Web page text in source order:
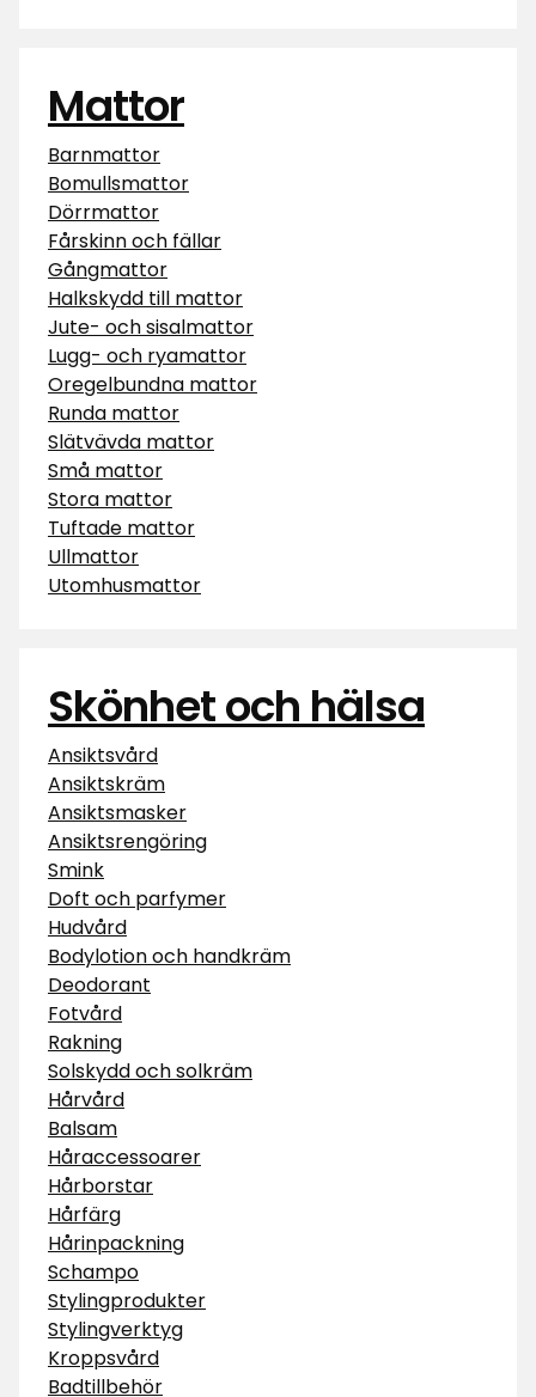
Mattor
Barnmattor
Bomullsmattor
Dörrmattor
Fårskinn och fällar
Gångmattor
Halkskydd till mattor
Jute- och sisalmattor
Lugg- och ryamattor
Oregelbundna mattor
Runda mattor
Slätvävda mattor
Små mattor
Stora mattor
Tuftade mattor
Ullmattor
Utomhusmattor
Skönhet och hälsa
Ansiktsvård
Ansiktskräm
Ansiktsmasker
Ansiktsrengöring
Smink
Doft och parfymer
Hudvård
Bodylotion och handkräm
Deodorant
Fotvård
Rakning
Solskydd och solkräm
Hårvård
Balsam
Håraccessoarer
Hårborstar
Hårfärg
Hårinpackning
Schampo
Stylingprodukter
Stylingverktyg
Kroppsvård
Badtillbehör